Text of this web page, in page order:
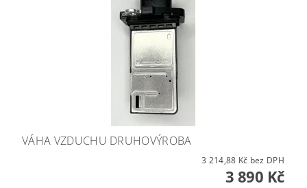
VÁHA VZDUCHU DRUHOVÝROBA
3 214,88 Kč bez DPH
3 890 Kč